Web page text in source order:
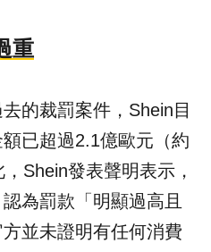
重
的裁罰案件，Shein目
已超過2.1億歐元（約
Shein發表聲明表示，
為罰款「明顯過高且
並未證明有任何消費